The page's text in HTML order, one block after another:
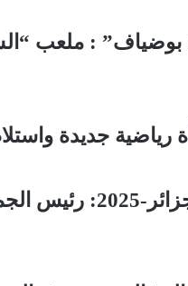
: ملعب
نهائي كأس